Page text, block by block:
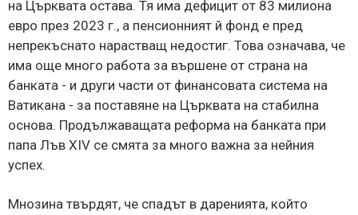
на Църквата остава. Тя има дефицит от 83 милиона
евро през 2023 г., а пенсионният й фонд е пред
непрекъснато нарастващ недостиг. Това означава, че
има още много работа за вършене от страна на
банката - и други части от финансовата система на
Ватикана - за поставяне на Църквата на стабилна
основа. Продължаващата реформа на банката при
папа Лъв XIV се смята за много важна за нейния
успех.
Мнозина твърдят, че спадът в даренията, който